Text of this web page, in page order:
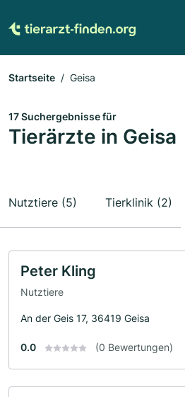
Startseite Geisa
17 Suchergebnisse für
Tierärzte in Geisa
Nutztiere (5) Tierklinik (2)
Peter Kling
Nutztiere
An der Geis 17, 36419 Geisa
0.0 (0 Bewertungen)